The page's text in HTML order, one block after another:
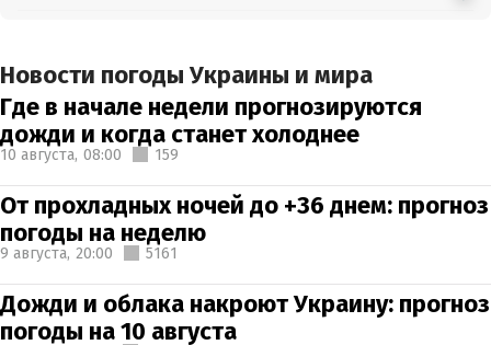
Новости погоды Украины и мира
Где в начале недели прогнозируются
дожди и когда станет холоднее
10 августа, 08:00 159
От прохладных ночей до +36 днем: прогноз
погоды на неделю
9 августа, 20:00 5161
Дожди и облака накроют Украину: прогноз
погоды на 10 августа